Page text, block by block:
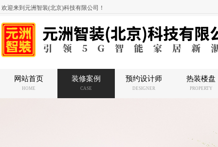
欢迎来到元洲智装(北京)科技有限公司！
网站首页
HOME
装修案例
CASE
预约设计师
DESIGNER
热装楼盘
PROPERTY